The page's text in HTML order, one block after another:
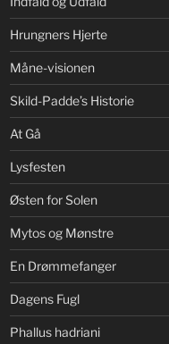
Hrungners Hjerte
Måne-visionen
Skild-Padde’s Historie
At Gå
Lysfesten
Østen for Solen
Mytos og Mønstre
En Drømmefanger
Dagens Fugl
Phallus hadriani